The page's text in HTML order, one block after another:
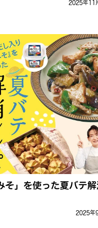
2025年11
そ」を使った夏バテ
2025年